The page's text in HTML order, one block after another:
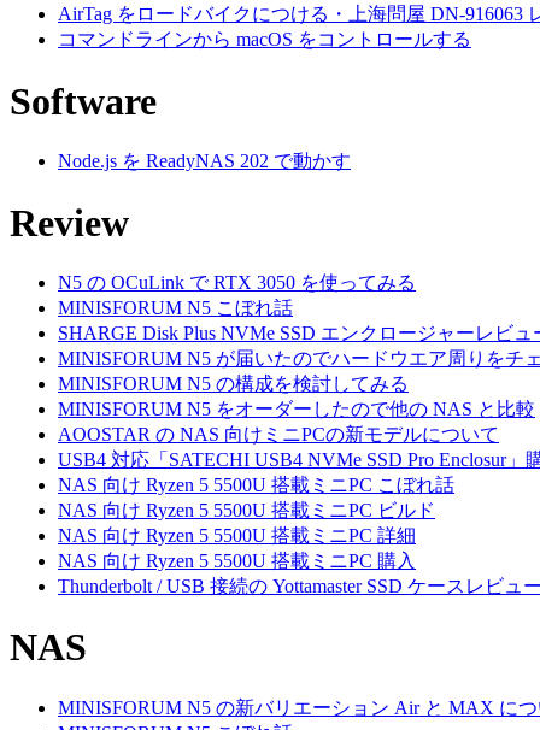
AirTag をロードバイクにつける・上海問屋 DN-916063
コマンドラインから macOS をコントロールする
Software
Node.js を ReadyNAS 202 で動かす
Review
N5 の OCuLink で RTX 3050 を使ってみる
MINISFORUM N5 こぼれ話
SHARGE Disk Plus NVMe SSD エンクロージャーレビュ
MINISFORUM N5 が届いたのでハードウエア周りをチ
MINISFORUM N5 の構成を検討してみる
MINISFORUM N5 をオーダーしたので他の NAS と比較
AOOSTAR の NAS 向けミニPCの新モデルについて
USB4 対応「SATECHI USB4 NVMe SSD Pro Enclosur」
NAS 向け Ryzen 5 5500U 搭載ミニPC こぼれ話
NAS 向け Ryzen 5 5500U 搭載ミニPC ビルド
NAS 向け Ryzen 5 5500U 搭載ミニPC 詳細
NAS 向け Ryzen 5 5500U 搭載ミニPC 購入
Thunderbolt / USB 接続の Yottamaster SSD ケースレビュー
NAS
MINISFORUM N5 の新バリエーション Air と MAX につ